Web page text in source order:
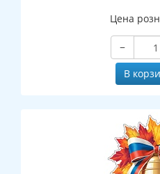
Цена
−
В